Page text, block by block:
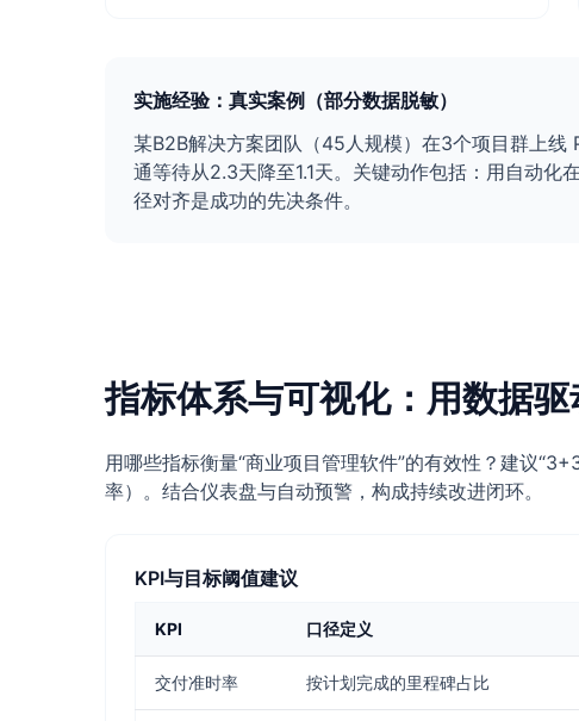
实施经验：真实案例（部分数据脱敏）
某B2B解决方案团队（45人规模）在3个项目群上
通等待从2.3天降至1.1天。关键动作包括：用自动
径对齐是成功的先决条件。
指标体系与可视化：用数据
用哪些指标衡量“商业项目管理软件”的有效性？建议
率）。结合仪表盘与自动预警，构成持续改进闭环。
KPI与目标阈值建议
KPI 口径定义
交付准时率 按计划完成的里程碑占比